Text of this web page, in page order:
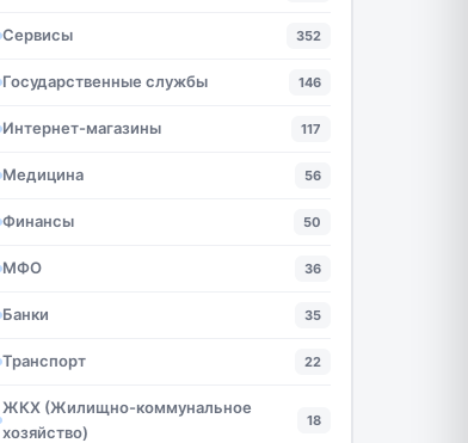
Сервисы 352
Государственные службы 146
Интернет-магазины 117
Медицина 56
Финансы 50
МФО 36
Банки 35
Транспорт 22
ЖКХ (Жилищно-коммунальное
хозяйство)
18